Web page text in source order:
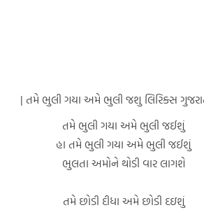
| તમે ભુલી ગયા અમે ભુલી જશુ લિરિક્સ
તમે ભુલી ગયા અમે ભુલી જઈશું
હા તમે ભુલી ગયા અમે ભુલી જઈશું
ભુલતા અમોને થોડી વાર લાગશે
તમે છોડી દીધા અમે છોડી દઇશું